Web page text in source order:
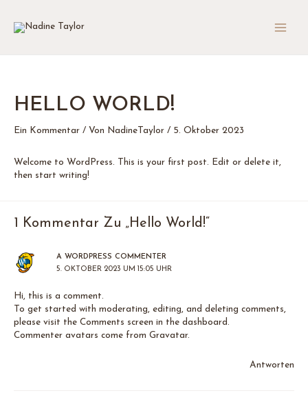
springen
HELLO WORLD!
Ein Kommentar / Von NadineTaylor / 5. Oktober 2023
Welcome to WordPress. This is your first post. Edit or delete it,
then start writing!
1 Kommentar Zu „Hello World!“
A WORDPRESS COMMENTER
5. OKTOBER 2023 UM 15:05 UHR
Hi, this is a comment.
To get started with moderating, editing, and deleting comments,
please visit the Comments screen in the dashboard.
Commenter avatars come from Gravatar.
Antworten